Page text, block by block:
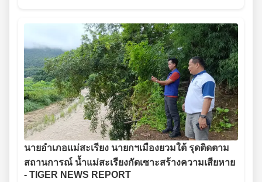
นายอำเภอแม่สะเรียง นายกฯเมืองยวมใต้ รุดติดตาม
สถานการณ์ น้ำแม่สะเรียงกัดเซาะสร้างความเสียหาย
- TIGER NEWS REPORT